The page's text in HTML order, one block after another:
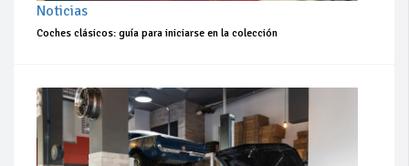
Noticias
Coches clásicos: guía para iniciarse en la colección